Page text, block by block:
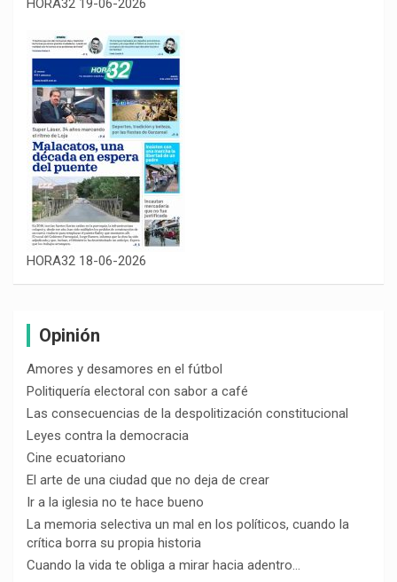
HORA32 19-06-2026
HORA32 18-06-2026
Opinión
Amores y desamores en el fútbol
Politiquería electoral con sabor a café
Las consecuencias de la despolitización constitucional
Leyes contra la democracia
Cine ecuatoriano
El arte de una ciudad que no deja de crear
Ir a la iglesia no te hace bueno
La memoria selectiva un mal en los políticos, cuando la
crítica borra su propia historia
Cuando la vida te obliga a mirar hacia adentro…